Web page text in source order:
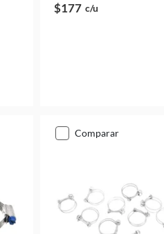
$177 c/u
comparar